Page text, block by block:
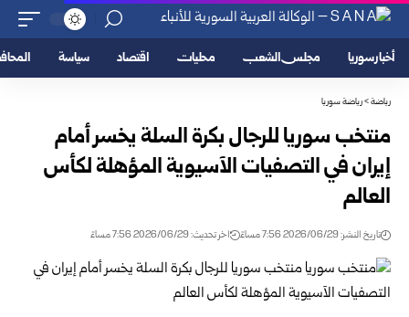
أخبار سوريا مجلس الشعب محليات اقتصاد سياسة
رياضة>رياضة سوريا
منتخب سوريا للرجال بكرة السلة يخسر أمام
إيران في التصفيات الآسيوية المؤهلة لكأس
العالم
تاريخ النشر: 2026/06/29 7:56 مساءً اخر تحديث: 2026/06/29 7:56 مساءً